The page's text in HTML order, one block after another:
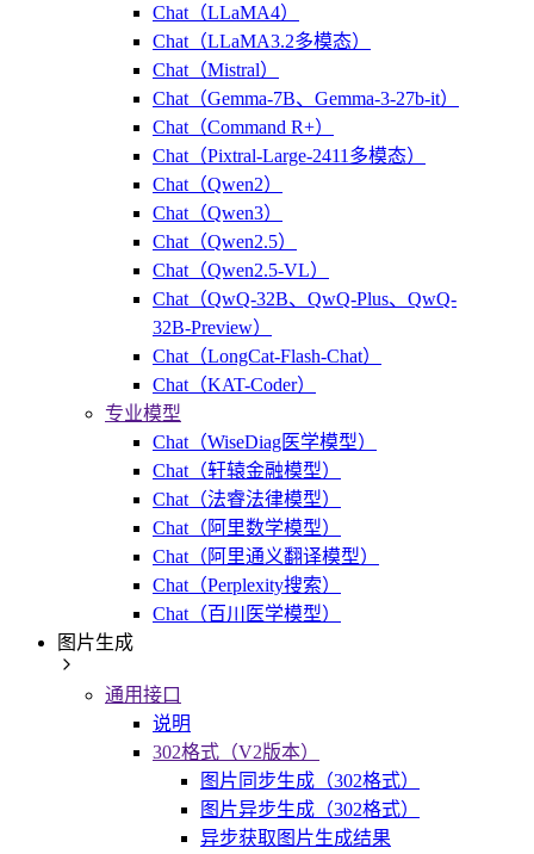
Chat（LLaMA4）
Chat（LLaMA3.2多模态）
Chat（Mistral）
Chat（Gemma-7B、Gemma-3-27b-it）
Chat（Command R+）
Chat（Pixtral-Large-2411多模态）
Chat（Qwen2）
Chat（Qwen3）
Chat（Qwen2.5）
Chat（Qwen2.5-VL）
Chat（QwQ-32B、QwQ-Plus、QwQ-
32B-Preview）
Chat（LongCat-Flash-Chat）
Chat（KAT-Coder）
专业模型
Chat（WiseDiag医学模型）
Chat（轩辕金融模型）
Chat（法睿法律模型）
Chat（阿里数学模型）
Chat（阿里通义翻译模型）
Chat（Perplexity搜索）
Chat（百川医学模型）
图片生成
通用接口
说明
302格式（V2版本）
图片同步生成（302格式）
图片异步生成（302格式）
异步获取图片生成结果